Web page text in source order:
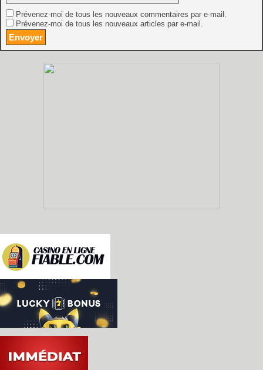
Prévenez-moi de tous les nouveaux commentaires par e-mail.
Prévenez-moi de tous les nouveaux articles par e-mail.